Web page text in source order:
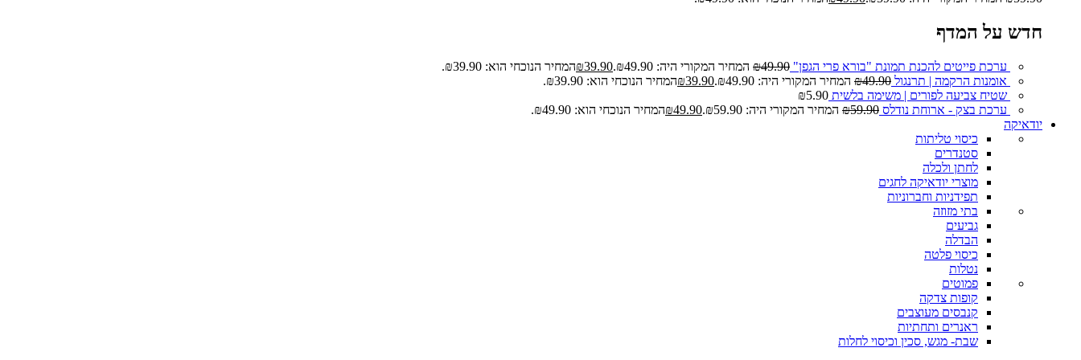
חדש על המדף
ערכת פייטים להכנת תמונת "בורא פרי הגפן" ₪49.90 המחיר המקורי היה: ₪49.90. ₪39.90
המחיר הנוכחי הוא: ₪39.90.
אומנות הרקמה | תרנגול
₪49.90 המחיר המקורי היה: ₪49.90. ₪39.90
המחיר הנוכחי הוא: ₪39.90.
שטיח צביעה לפורים | משימה בלשית
₪5.90
ערכת בצק - ארוחת נודלס
₪59.90 המחיר המקורי היה: ₪59.90. ₪49.90
המחיר הנוכחי הוא: ₪49.90.
יודאיקה
כיסוי טליתות
סטנדרים
לחתן ולכלה
מוצרי יודאיקה לחגים
תפידניות וחברוניות
בתי מזוזה
גביעים
הבדלה
כיסוי פלטה
נטלות
פמוטים
קופות צדקה
קנבסים מעוצבים
ראנרים ותחתיות
שבת- מגש, סכין וכיסוי לחלות